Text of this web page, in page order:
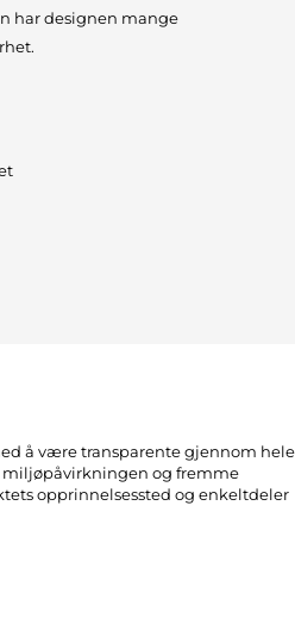
har designen mange
å være transparente gjennom hele
miljøpåvirkningen og fremme
opprinnelsessted og enkeltdeler